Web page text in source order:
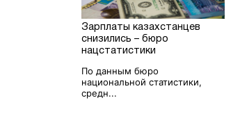
Зарплаты казахстанцев
снизились – бюро
нацстатистики
По данным бюро
национальной статистики,
средн...